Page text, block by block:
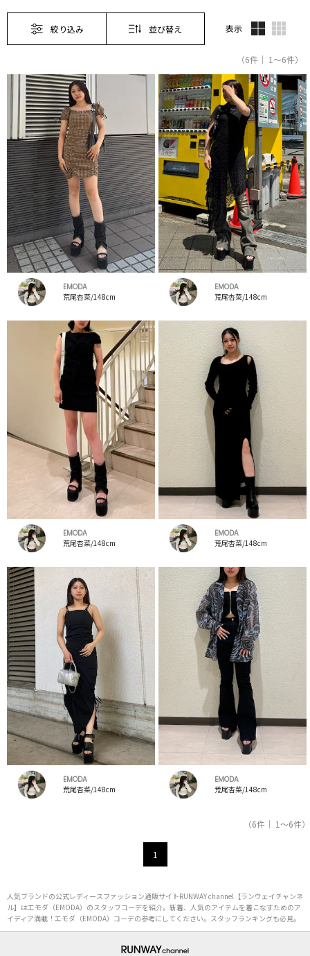
絞り込み 並び替え 表示
（6件｜ 1～6件）
EMODA
荒尾杏菜/148cm
EMODA
荒尾杏菜/148cm
EMODA
荒尾杏菜/148cm
EMODA
荒尾杏菜/148cm
EMODA
荒尾杏菜/148cm
EMODA
荒尾杏菜/148cm
（6件｜ 1～6件）
1
人気ブランドの公式レディースファッション通販サイトRUNWAY channel【ランウェイチャンネ
ル】はエモダ（EMODA）のスタッフコーデを紹介。新着、人気のアイテムを着こなすためのア
イディア満載！エモダ（EMODA）コーデの参考にしてください。スタッフランキングも必見。